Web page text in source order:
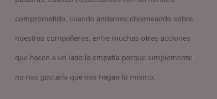
comprometido, cuando andamos chismeando sobre
nuestras compañeras, entre muchas otras acciones
que hacen a un lado la empatía porque simplemente
no nos gustaría que nos hagan lo mismo.